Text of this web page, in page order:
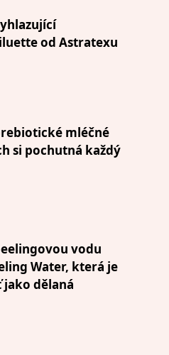
od Astratexu
mléčné
si pochutná každý
vodu
Water, která je
dělaná